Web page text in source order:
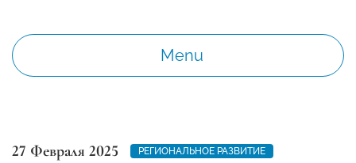
Menu
27 Февраля 2025
РЕГИОНАЛЬНОЕ РАЗВИТИЕ